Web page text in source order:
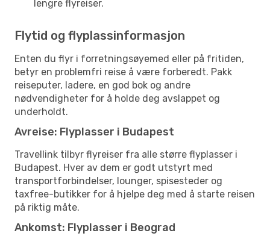
lengre flyreiser.
Flytid og flyplassinformasjon
Enten du flyr i forretningsøyemed eller på fritiden,
betyr en problemfri reise å være forberedt. Pakk
reiseputer, ladere, en god bok og andre
nødvendigheter for å holde deg avslappet og
underholdt.
Avreise: Flyplasser i Budapest
Travellink tilbyr flyreiser fra alle større flyplasser i
Budapest. Hver av dem er godt utstyrt med
transportforbindelser, lounger, spisesteder og
taxfree-butikker for å hjelpe deg med å starte reisen
på riktig måte.
Ankomst: Flyplasser i Beograd